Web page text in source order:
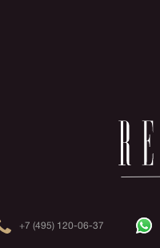
+7 (495) 120-06-37